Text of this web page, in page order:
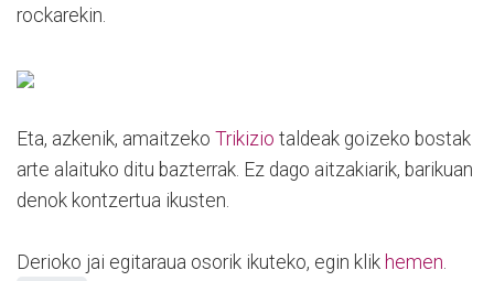
rockarekin.
Eta, azkenik, amaitzeko Trikizio taldeak goizeko bostak
arte alaituko ditu bazterrak. Ez dago aitzakiarik, barikuan
denok kontzertua ikusten.
Derioko jai egitaraua osorik ikuteko, egin klik hemen.